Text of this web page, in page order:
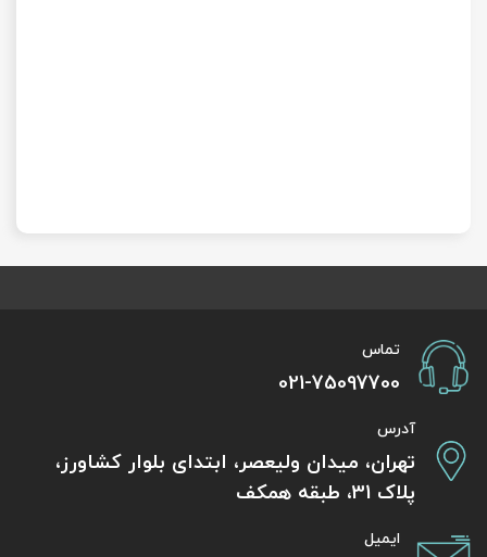
تماس
021-75097700
آدرس
تهران، میدان ولیعصر، ابتدای بلوار کشاورز،
پلاک 31، طبقه همکف
ایمیل